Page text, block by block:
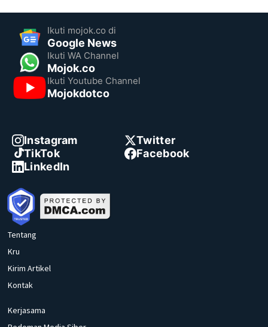
Ikuti mojok.co di
Google News
Ikuti WA Channel
Mojok.co
Ikuti Youtube Channel
Mojokdotco
Instagram
Twitter
TikTok
Facebook
LinkedIn
Tentang
Kru
Kirim Artikel
Kontak
Kerjasama